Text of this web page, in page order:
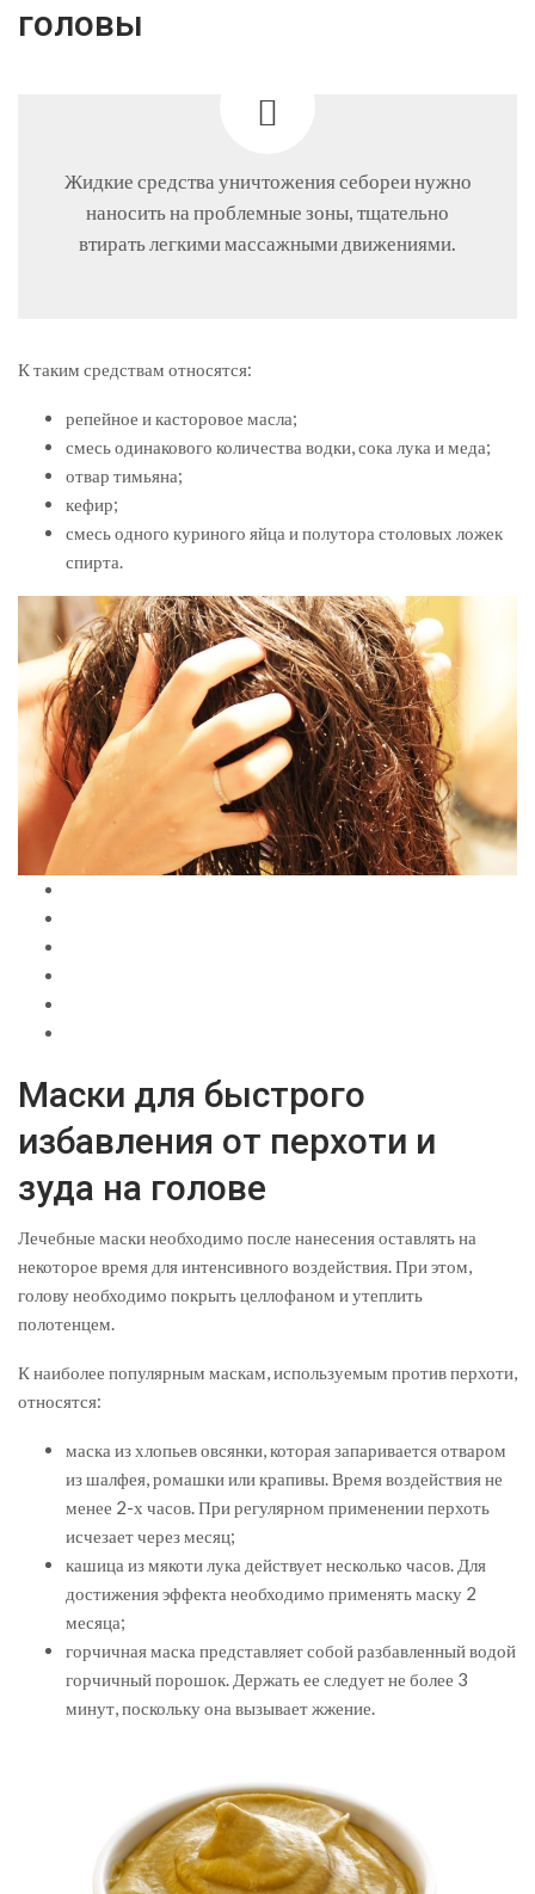
головы
Жидкие средства уничтожения себореи нужно
наносить на проблемные зоны, тщательно
втирать легкими массажными движениями.
К таким средствам относятся:
репейное и касторовое масла;
смесь одинакового количества водки, сока лука и меда;
отвар тимьяна;
кефир;
смесь одного куриного яйца и полутора столовых ложек
спирта.
Маски для быстрого
избавления от перхоти и
зуда на голове
Лечебные маски необходимо после нанесения оставлять на
некоторое время для интенсивного воздействия. При этом,
голову необходимо покрыть целлофаном и утеплить
полотенцем.
К наиболее популярным маскам, используемым против перхоти,
относятся:
маска из хлопьев овсянки, которая запаривается отваром
из шалфея, ромашки или крапивы. Время воздействия не
менее 2-х часов. При регулярном применении перхоть
исчезает через месяц;
кашица из мякоти лука действует несколько часов. Для
достижения эффекта необходимо применять маску 2
месяца;
горчичная маска представляет собой разбавленный водой
горчичный порошок. Держать ее следует не более 3
минут, поскольку она вызывает жжение.